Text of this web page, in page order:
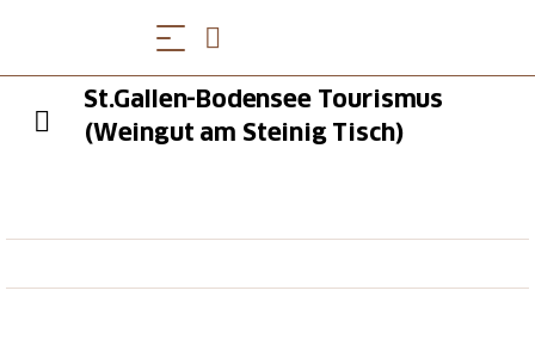
St.Gallen-Bodensee Tourismus
(Weingut am Steinig Tisch)